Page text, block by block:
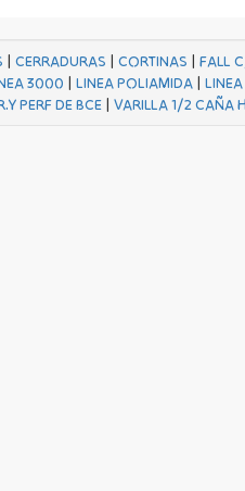
| CERRADURAS | CORTINAS | FALL
3000 |LINEA POLIAMIDA |
PERF DE BCE| VARILLA 1/2 CAÑA